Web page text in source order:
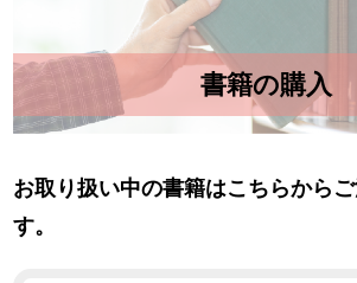
書籍の購入
お取り扱い中の書籍はこちらから
す。